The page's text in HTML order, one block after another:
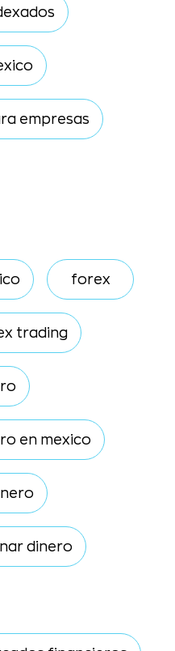
empresas
forex
trading
en mexico
dinero